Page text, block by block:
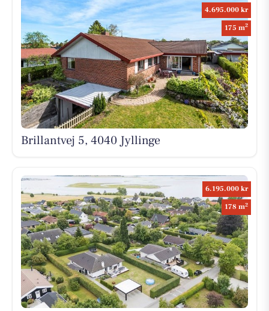
4.695.000 kr
175 m2
Brillantvej 5, 4040 Jyllinge
6.195.000 kr
178 m2